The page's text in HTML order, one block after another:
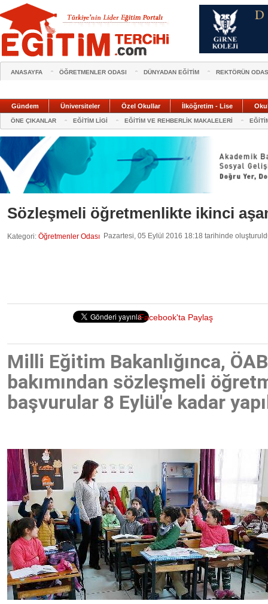
ANASAYFA ÖĞRETMENLER ODASI DÜNYADAN EĞİTİM REKTÖRÜN
Gündem Üniversiteler Özel Okullar İlköğretim - Lise
ÖNE ÇIKANLAR EĞİTİM LİGİ EĞİTİM VE REHBERLİK MAKALELERİ
Sözleşmeli öğretmenlikte ikinci
Kategori: Öğretmenler Odası Pazartesi, 05 Eylül 2016 18:18 tarihinde
Facebook'ta Paylaş
Milli Eğitim Bakanlığınca,
bakımından sözleşmeli
başvurular 8 Eylül'e kadar